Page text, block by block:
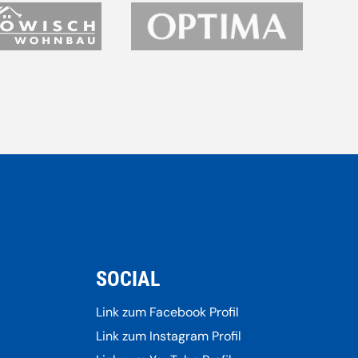
SOCIAL
Link zum Facebook Profil
Link zum Instagram Profil